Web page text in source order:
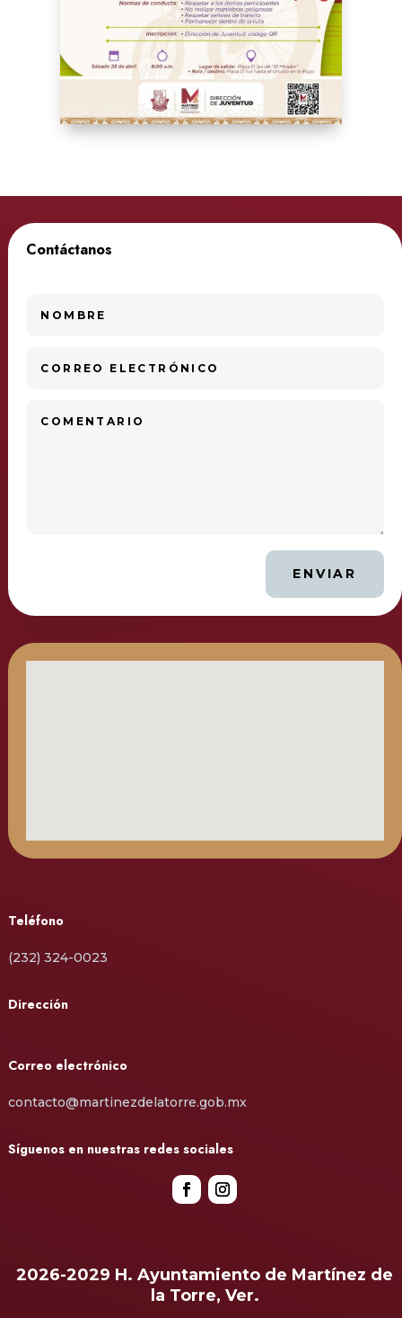
Contáctanos
ENVIAR
Teléfono
(232) 324-0023
Dirección
Correo electrónico
contacto@martinezdelatorre.gob.mx
Síguenos en nuestras redes sociales
2026-2029 H. Ayuntamiento de Martínez de
la Torre, Ver.